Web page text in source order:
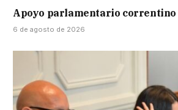
Apoyo parlamentario
6 de agosto de 2026